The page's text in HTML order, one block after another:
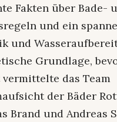
Fakten über Bade-
und ein
und
Grundlage,
das Team
der Bäder
Brand und Andreas